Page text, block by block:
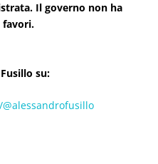
Il governo non ha
favori.
su: